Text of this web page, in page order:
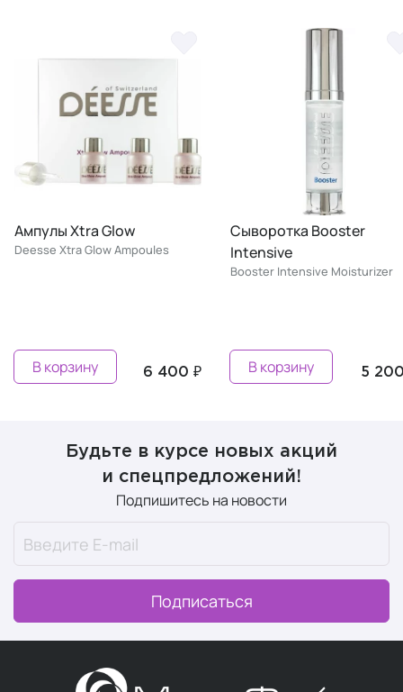
Ампулы Xtra Glow
Deesse Xtra Glow Ampoules
6 400 ₽
В корзину
Сыворотка Booster
Intensive
Booster Intensive Moisturizer
5
В корзину
Будьте в курсе новых акций
и спецпредложений!
Подпишитесь на новости
Подписаться